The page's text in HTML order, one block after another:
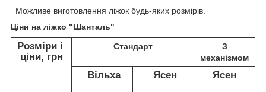
Можливе виготовлення ліжок будь-яких розмірів.
Ціни на ліжко "Шанталь"
Розміри і
ціни, грн
Стандарт
З
механізмом
Вільха Ясен Ясен